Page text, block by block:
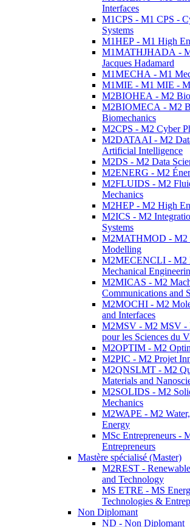
Interfaces
M1CPS - M1 CPS -
Systems
M1HEP - M1 High
M1MATHJHADA -
Jacques Hadamard
M1MECHA - M1
M1MIE - M1 MIE -
M2BIOHEA - M2
M2BIOMECA - M2
Biomechanics
M2CPS - M2 Cyber
M2DATAAI - M2
Artificial Intelligence
M2DS - M2 Data
M2ENERG - M2
M2FLUIDS - M2
Mechanics
M2HEP - M2 High
M2ICS - M2
Systems
M2MATHMOD - M2
Modelling
M2MECENCLI - M2
Mechanical
M2MICAS - M2
Communications and
M2MOCHI - M2
and Interfaces
M2MSV - M2 MSV -
pour les Sciences du
M2OPTIM - M2
M2PIC - M2 Projet
M2QNSLMT - M2
Materials and
M2SOLIDS - M2
Mechanics
M2WAPE - M2
Energy
MSc Entrepreneurs -
Entrepreneurs
Mastère spécialisé (Master)
M2REST -
and Technology
MS ETRE - MS
Technologies &
Non Diplomant
ND - Non Diplomant